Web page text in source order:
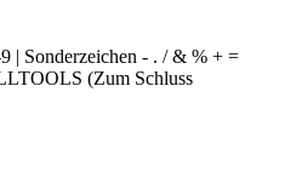
| Sonderzeichen - . / & % + =
(Zum Schluss